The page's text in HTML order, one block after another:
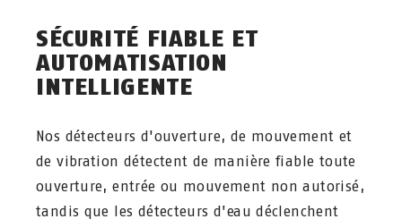
SÉCURITÉ FIABLE ET
AUTOMATISATION
INTELLIGENTE
Nos détecteurs d'ouverture, de mouvement et
de vibration détectent de manière fiable toute
ouverture, entrée ou mouvement non autorisé,
tandis que les détecteurs d'eau déclenchent